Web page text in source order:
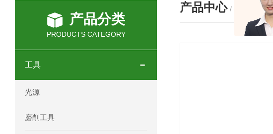
OEMER三相同步电机MTES 132SB/2参数及应用
OEMER三相同步电机MTES 160MA/2参数及应用
OEMER电机QLS 180M环保农业领域应用
产品分类
PRODUCTS CATEGORY
工具
光源
磨削工具
产品中心 / PRODUCTS